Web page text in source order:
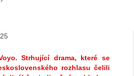
Strhující drama, které se
rozhlasu čelili